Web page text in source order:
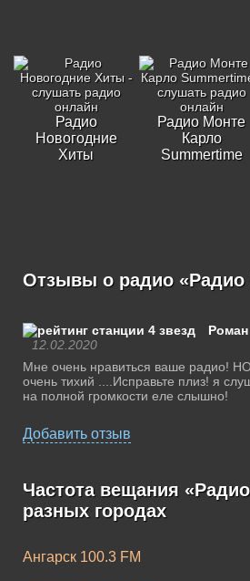
Радио
Новогодние
Хиты
Радио Монте
Карло
Summertime
Отзывы о радио
12.02.2020
Мне очень нравиться ваше радио!
очень тихий ....Исправьте плиз! я
на полной громкости еле слышно!
Добавить отзыв
Частота вещания
разных городах
Ангарск 100.3 FM